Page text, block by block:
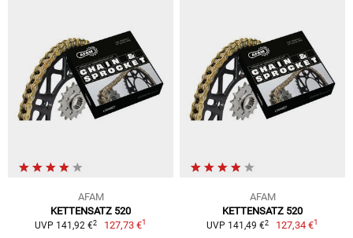
AFAM
KETTENSATZ 520
UVP 141,92 €2 127,73 €1
AFAM
KETTENSATZ 520
UVP 141,49 €2 127,34 €1